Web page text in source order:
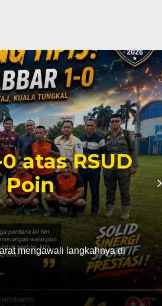
atas RSUD
Poin
mengawali langkahnya di